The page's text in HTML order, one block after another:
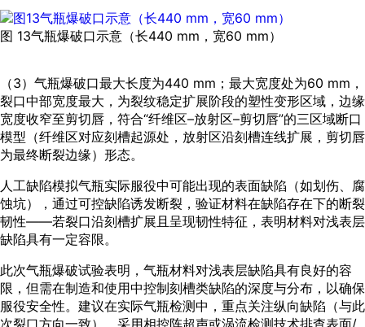
图 13气瓶爆破口示意（长440 mm，宽60 mm）
（3）气瓶爆破口最大长度为440 mm；最大宽度处为60 mm，
裂口中部宽度最大，为裂纹稳定扩展阶段的塑性变形区域，边缘
宽度收窄至剪切唇，符合“纤维区–放射区–剪切唇”的三区域断口
模型（纤维区对应刻槽起源处，放射区沿刻槽连线扩展，剪切唇
为最终断裂边缘）形态。
人工缺陷模拟气瓶实际服役中可能出现的表面缺陷（如划伤、腐
蚀坑），通过可控缺陷诱发断裂，验证材料在缺陷存在下的断裂
韧性——若裂口沿刻槽扩展且呈现韧性特征，表明材料对浅表层
缺陷具有一定容限。
此次气瓶爆破试验表明，气瓶材料对浅表层缺陷具有良好的容
限，但需在制造和使用中控制刻槽类缺陷的深度与分布，以确保
服役安全性。建议在实际气瓶检测中，重点关注纵向缺陷（与此
次裂口方向一致），采用相控阵超声或涡流检测技术排查表面/